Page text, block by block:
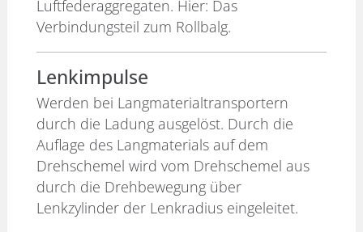
Luftfederaggregaten. Hier: Das
Verbindungsteil zum Rollbalg.
Lenkimpulse
Werden bei Langmaterialtransportern
durch die Ladung ausgelöst. Durch die
Auflage des Langmaterials auf dem
Drehschemel wird vom Drehschemel aus
durch die Drehbewegung über
Lenkzylinder der Lenkradius eingeleitet.